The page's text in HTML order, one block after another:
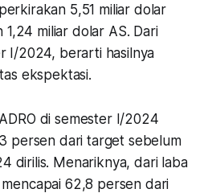
5,51 miliar dolar
miliar dolar AS. Dari
I/2024, berarti hasilnya
ekspektasi.
di semester I/2024
persen dari target sebelum
dirilis. Menariknya, dari laba
62,8 persen dari